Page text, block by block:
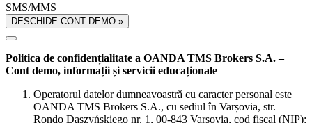
SMS/MMS
DESCHIDE CONT DEMO »
Politica de confidențialitate a OANDA TMS Brokers S.A. –
Cont demo, informații și servicii educaționale
Operatorul datelor dumneavoastră cu caracter personal este
OANDA TMS Brokers S.A., cu sediul în Varșovia, str.
Rondo Daszyńskiego nr. 1, 00-843 Varșovia, cod fiscal (NIP):